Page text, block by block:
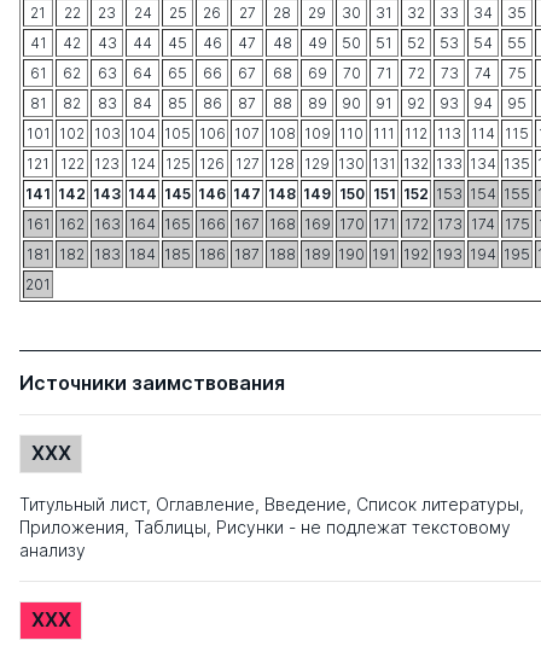
21
22 23 24 25 26 27 28 29 30 31 32 33 34
35
41
42 43 44 45 46 47 48 49 50 51 52 53 54
55
61
62 63 64 65 66 67 68 69 70 71 72 73 74
75
81
82 83 84 85 86 87 88 89 90 91 92 93 94
95
101
102 103 104 105 106 107 108 109 110 111 112 113 114 115
121
122 123 124 125 126 127 128 129 130 131 132 133 134 135
141 142 143 144 145 146 147 148 149 150 151 152 153 154 155
161
162 163 164 165 166 167 168 169 170 171 172 173 174 175
181
182 183 184 185 186 187 188 189 190 191 192 193 194 195
201
Источники заимствования
XXX
Титульный лист, Оглавление, Введение, Список литературы,
Приложения, Таблицы, Рисунки - не подлежат текстовому
анализу
XXX